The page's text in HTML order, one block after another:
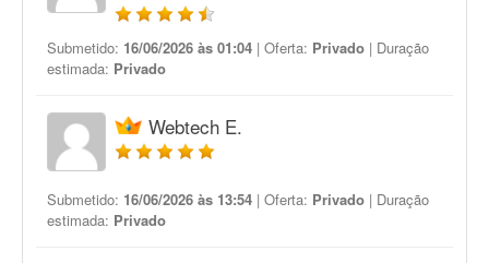
Submetido: 16/06/2026 às 01:04 | Oferta: Privado | Duração
estimada: Privado
Webtech E.
Submetido: 16/06/2026 às 13:54 | Oferta: Privado | Duração
estimada: Privado